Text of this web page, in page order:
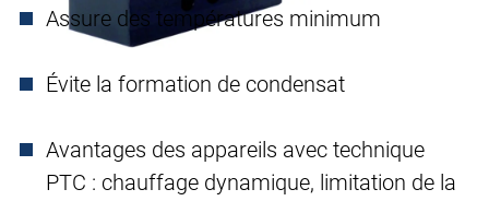
Assure des températures minimum
Évite la formation de condensat
Avantages des appareils avec technique
PTC : chauffage dynamique, limitation de la